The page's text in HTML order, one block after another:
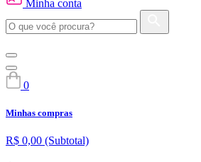
Minha conta
0
Minhas compras
R$ 0,00 (Subtotal)